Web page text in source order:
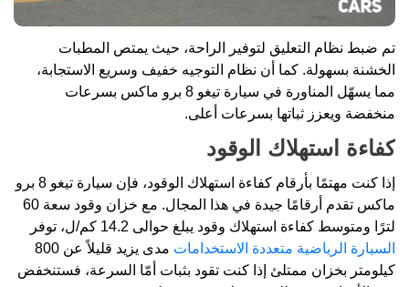
تم ضبط نظام التعليق لتوفير الراحة، حيث يمتص المطبات
الخشنة بسهولة. كما أن نظام التوجيه خفيف وسريع الاستجابة،
مما يسهّل المناورة في سيارة تيغو 8 برو ماكس بسرعات
منخفضة ويعزز ثباتها بسرعات أعلى.
كفاءة استهلاك الوقود
إذا كنت مهتمًا بأرقام كفاءة استهلاك الوقود، فإن سيارة تيغو 8 برو
ماكس تقدم أرقامًا جيدة في هذا المجال. مع خزان وقود سعة 60
لترًا ومتوسط ​​كفاءة استهلاك وقود يبلغ حوالى 14.2 كم/ل، توفر
السيارة الرياضية متعددة الاستخدامات
مدى يزيد قليلاً عن 800
كيلومتر بخزان ممتلئ إذا كنت تقود بثبات أمّا السرعة، فستنخفض